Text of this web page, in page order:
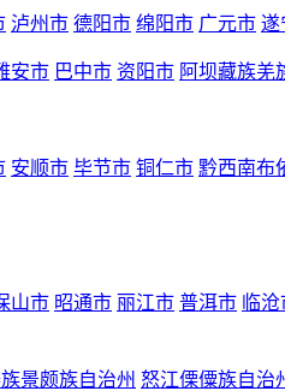
泸州市 德阳市 绵阳市 广元市 遂
安市 巴中市 资阳市 阿坝藏族羌
安顺市 毕节市 铜仁市 黔西南布
山市 昭通市 丽江市 普洱市 临
景颇族自治州 怒江傈僳族自治